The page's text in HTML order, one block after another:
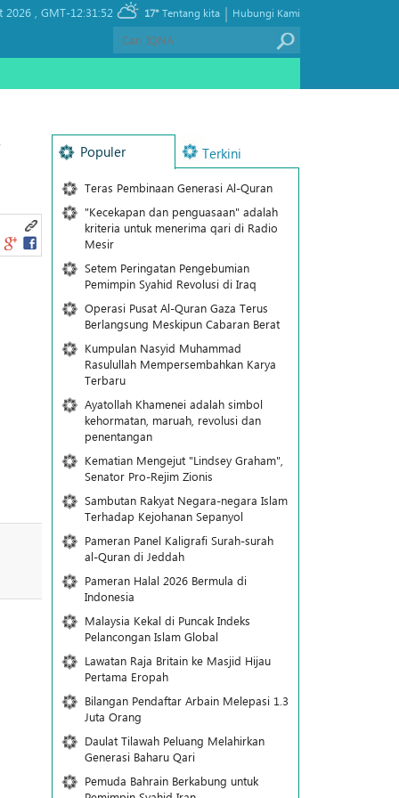
, GMT-12:31:52 17° Hubungi Kami
|
Tentang kita
Populer Terkini
Teras Pembinaan Generasi Al-Quran
"Kecekapan dan penguasaan" adalah
kriteria untuk menerima qari di Radio
Mesir
Setem Peringatan Pengebumian
Pemimpin Syahid Revolusi di Iraq
Operasi Pusat Al-Quran Gaza Terus
Berlangsung Meskipun Cabaran Berat
Kumpulan Nasyid Muhammad
Rasulullah Mempersembahkan Karya
Terbaru
Ayatollah Khamenei adalah simbol
kehormatan, maruah, revolusi dan
penentangan
Kematian Mengejut "Lindsey Graham",
Senator Pro-Rejim Zionis
Sambutan Rakyat Negara-negara Islam
Terhadap Kejohanan Sepanyol
Pameran Panel Kaligrafi Surah-surah
al-Quran di Jeddah
Pameran Halal 2026 Bermula di
Indonesia
Malaysia Kekal di Puncak Indeks
Pelancongan Islam Global
Lawatan Raja Britain ke Masjid Hijau
Pertama Eropah
Bilangan Pendaftar Arbain Melepasi 1.3
Juta Orang
Daulat Tilawah Peluang Melahirkan
Generasi Baharu Qari
Pemuda Bahrain Berkabung untuk